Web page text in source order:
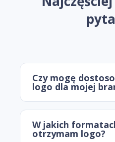
Czy mogę
logo dla mojej
W jakich
otrzymam logo?